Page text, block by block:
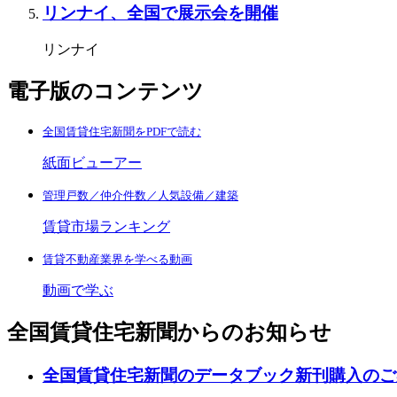
リンナイ、全国で展示会を開催
リンナイ
電子版のコンテンツ
全国賃貸住宅新聞をPDFで読む
紙面ビューアー
管理戸数／仲介件数／人気設備／建築
賃貸市場ランキング
賃貸不動産業界を学べる動画
動画で学ぶ
全国賃貸住宅新聞からのお知らせ
全国賃貸住宅新聞のデータブック新刊購入の